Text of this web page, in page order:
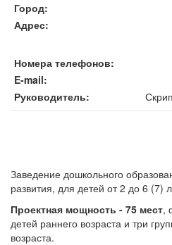
Город
Адрес
Номера телефонов
E-mail
Руководитель
Заведение дошкольного
развития, для детей от 2 до 6 (7)
Проектная мощность - 75 мест,
детей раннего возраста и три
возраста.